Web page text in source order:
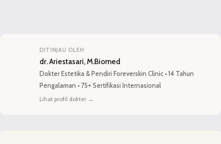
DITINJAU OLEH
dr. Ariestasari, M.Biomed
Dokter Estetika &Pendiri Foreverskin Clinic •14 Tahun
Pengalaman • 75+ Sertifikasi Internasional
Lihat profil dokter →